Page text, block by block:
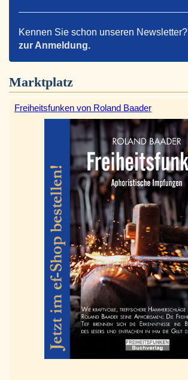
Kennen Sie schon unseren Newsletter?
zur Anmeldung.
Marktplatz
Freiheitsfunken von Roland Baader